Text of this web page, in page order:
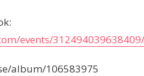
events/312494039638409/
album/106583975